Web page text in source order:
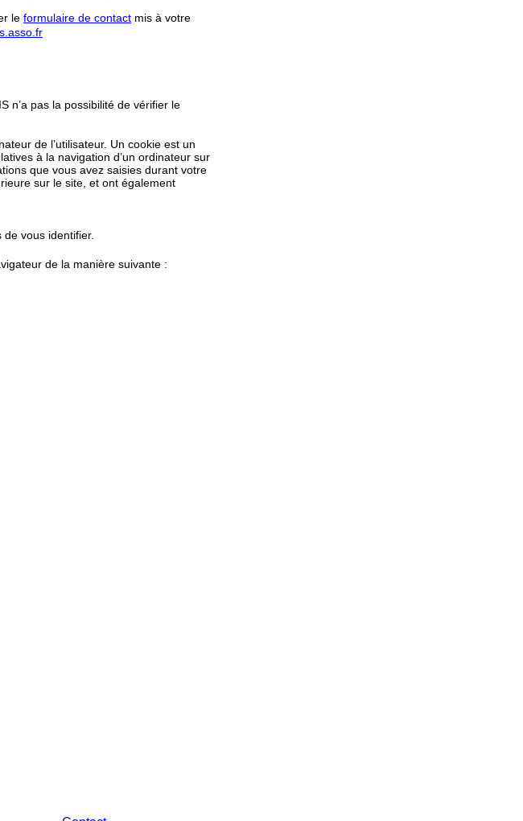
le formulaire de contact mis à votre
n’a pas la possibilité de vérifier le
de l’utilisateur. Un cookie est un
à la navigation d’un ordinateur sur
que vous avez saisies durant votre
sur le site, et ont également
vous identifier.
de la manière suivante :